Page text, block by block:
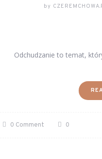
by
Odchudzanie to temat,
0 Comment 0